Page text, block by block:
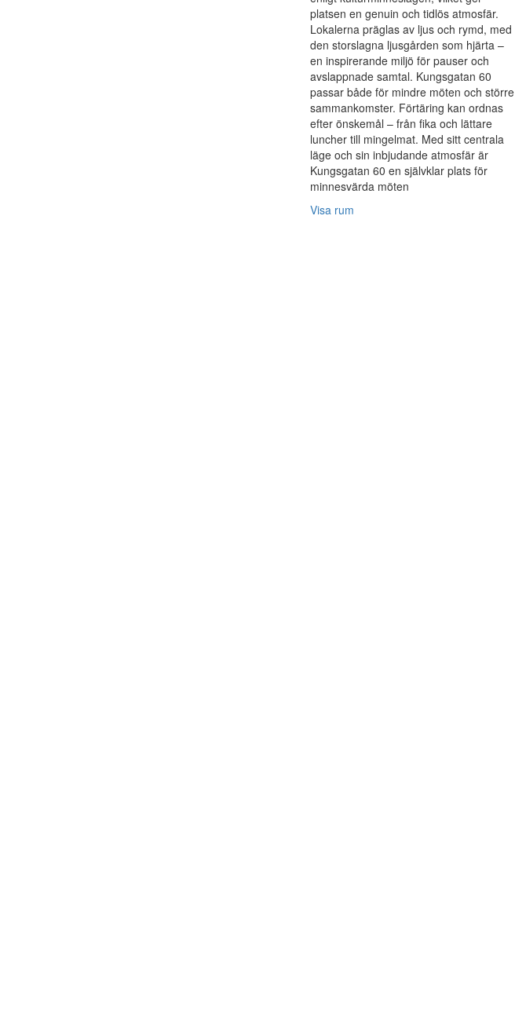
platsen en genuin och tidlös atmosfär.
Lokalerna präglas av ljus och rymd, med
den storslagna ljusgården som hjärta –
en inspirerande miljö för pauser och
avslappnade samtal. Kungsgatan 60
passar både för mindre möten och större
sammankomster. Förtäring kan ordnas
efter önskemål – från fika och lättare
luncher till mingelmat. Med sitt centrala
läge och sin inbjudande atmosfär är
Kungsgatan 60 en självklar plats för
minnesvärda möten
Visa rum